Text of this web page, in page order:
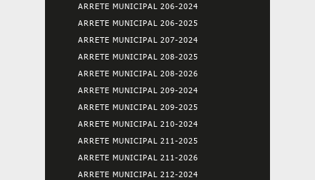
ARRETE MUNICIPAL 206-2024
ARRETE MUNICIPAL 206-2025
ARRETE MUNICIPAL 207-2024
ARRETE MUNICIPAL 208-2025
ARRETE MUNICIPAL 208-2026
ARRETE MUNICIPAL 209-2024
ARRETE MUNICIPAL 209-2025
ARRETE MUNICIPAL 210-2024
ARRETE MUNICIPAL 211-2025
ARRETE MUNICIPAL 211-2026
ARRETE MUNICIPAL 212-2024